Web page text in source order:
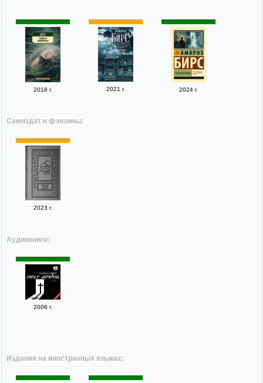
2018 г. 2021 г. 2024 г.
Самиздат и фэнзины:
2023 г.
Аудиокниги:
2006 г.
Издания на иностранных языках: